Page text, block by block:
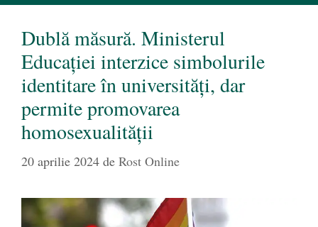
Dublă măsură. Ministerul
Educației interzice simbolurile
identitare în universități, dar
permite promovarea
homosexualității
20 aprilie 2024 de Rost Online